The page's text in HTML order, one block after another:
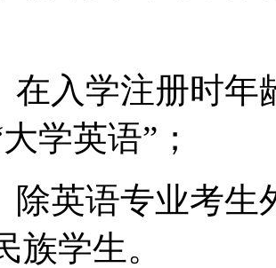
入学注册时年
学英语”；
英语专业考生
族学生。